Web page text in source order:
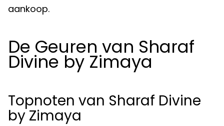
aankoop.
De Geuren van Sharaf
Divine by Zimaya
Topnoten van Sharaf Divine
by Zimaya